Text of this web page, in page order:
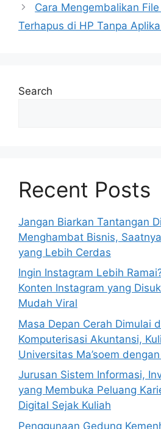
Cara Mengembalikan File
Terhapus di HP Tanpa
Search
Recent Posts
Jangan Biarkan Tantangan
Menghambat Bisnis,
yang Lebih Cerdas
Ingin Instagram Lebih
Konten Instagram yang
Mudah Viral
Masa Depan Cerah Dimulai
Komputerisasi Akuntansi,
Universitas Ma’soem
Jurusan Sistem Informasi,
yang Membuka Peluang
Digital Sejak Kuliah
Penggunaan Gedung